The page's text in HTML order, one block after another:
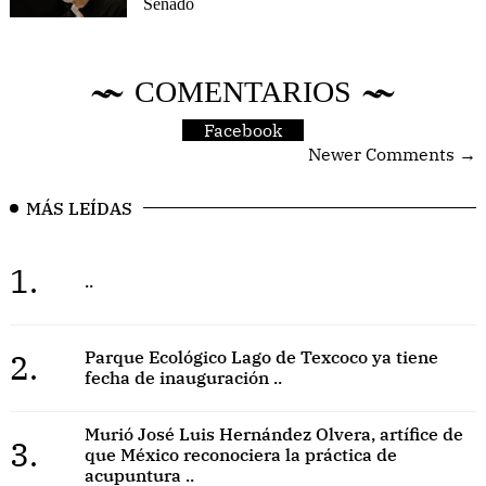
COMENTARIOS
Facebook
Newer Comments →
MÁS LEÍDAS
1. ..
2.
Parque Ecológico Lago de Texcoco ya tiene
fecha de inauguración ..
3.
Murió José Luis Hernández Olvera, artífice de
que México reconociera la práctica de
acupuntura ..